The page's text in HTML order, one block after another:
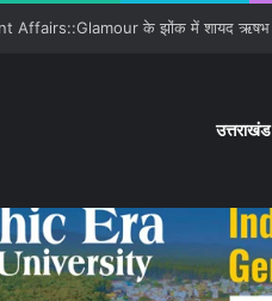
उत्तराखंड